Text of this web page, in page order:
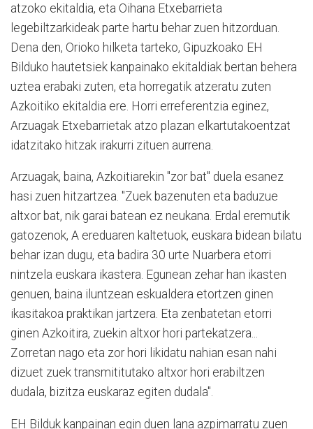
atzoko ekitaldia, eta Oihana Etxebarrieta
legebiltzarkideak parte hartu behar zuen hitzorduan.
Dena den, Orioko hilketa tarteko, Gipuzkoako EH
Bilduko hautetsiek kanpainako ekitaldiak bertan behera
uztea erabaki zuten, eta horregatik atzeratu zuten
Azkoitiko ekitaldia ere. Horri erreferentzia eginez,
Arzuagak Etxebarrietak atzo plazan elkartutakoentzat
idatzitako hitzak irakurri zituen aurrena.
Arzuagak, baina, Azkoitiarekin "zor bat" duela esanez
hasi zuen hitzartzea. "Zuek bazenuten eta baduzue
altxor bat, nik garai batean ez neukana. Erdal eremutik
gatozenok, A ereduaren kaltetuok, euskara bidean bilatu
behar izan dugu, eta badira 30 urte Nuarbera etorri
nintzela euskara ikastera. Egunean zehar han ikasten
genuen, baina iluntzean eskualdera etortzen ginen
ikasitakoa praktikan jartzera. Eta zenbatetan etorri
ginen Azkoitira, zuekin altxor hori partekatzera...
Zorretan nago eta zor hori likidatu nahian esan nahi
dizuet zuek transmititutako altxor hori erabiltzen
dudala, bizitza euskaraz egiten dudala".
EH Bilduk kanpainan egin duen lana azpimarratu zuen